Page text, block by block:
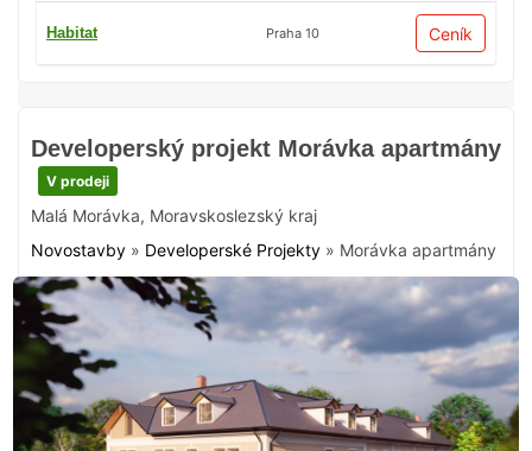
Developerský projekt Morávka apartmány
V prodeji
Malá Morávka, Moravskoslezský kraj
Novostavby » Developerské Projekty » Morávka apartmány
Habitat Praha 10 Ceník